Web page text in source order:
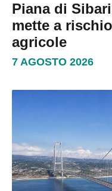
Piana di
mette a
agricole
7 AGOSTO 2026